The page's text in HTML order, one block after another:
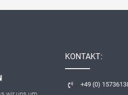
KONTAKT:
+49 (0)